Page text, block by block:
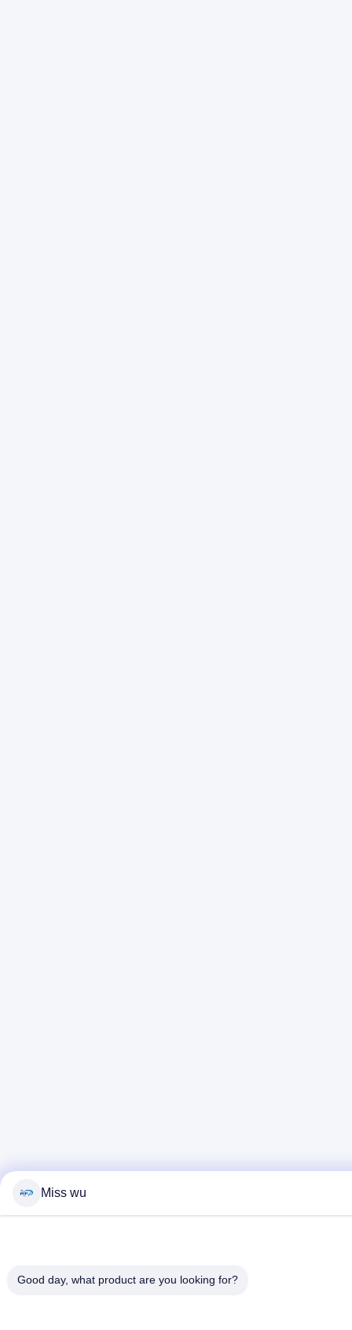
Miss wu
Good day, what product are you looking for?